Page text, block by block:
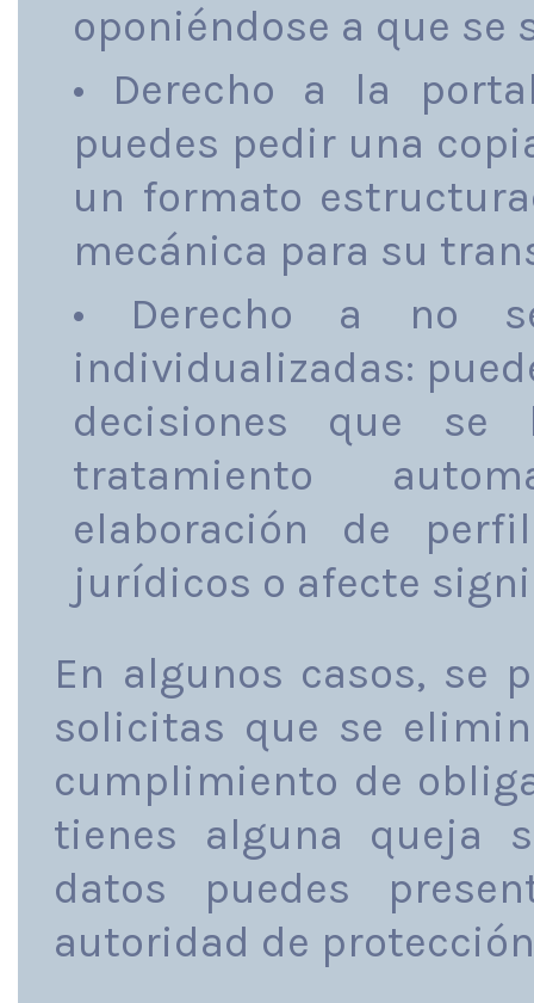
oponiéndose a que se
• Derecho a la
puedes pedir una
un formato
mecánica para su
• Derecho a no
individualizadas:
decisiones que se
tratamiento
elaboración de
jurídicos o afecte
En algunos casos, se
solicitas que se
cumplimiento de
tienes alguna queja
datos puedes
autoridad de